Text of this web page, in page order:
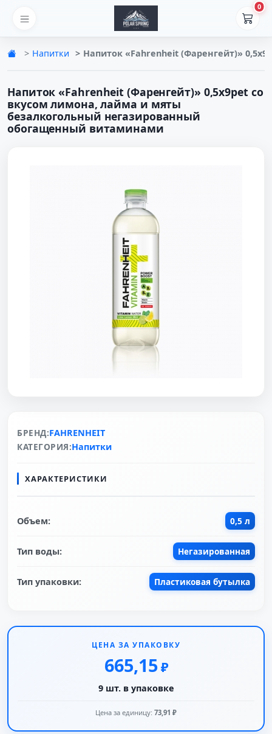
0
Напитки Напиток «Fahrenheit (Фаренгейт)»
Напиток «Fahrenheit (Фаренгейт)» 0,5х9pet со
вкусом лимона, лайма и мяты
безалкогольный негазированный
обогащенный витаминами
БРЕНД:FAHRENHEIT
КАТЕГОРИЯ:Напитки
ХАРАКТЕРИСТИКИ
Объем: 0,5 л
Тип воды: Негазированная
Тип упаковки: Пластиковая бутылка
ЦЕНА ЗА УПАКОВКУ
665,15₽
9 шт. в упаковке
Цена за единицу: 73,91 ₽